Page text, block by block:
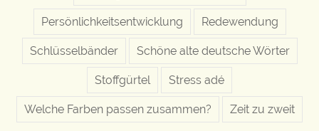
Persönlichkeitsentwicklung Redewendung
Schlüsselbänder Schöne alte deutsche Wörter
Stoffgürtel Stress adé
Welche Farben passen zusammen? Zeit zu zweit